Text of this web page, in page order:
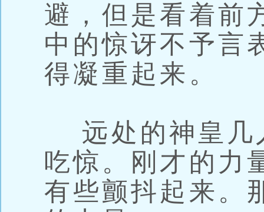
避，但是看着前
中的惊讶不予言
得凝重起来。
远处的神皇几
吃惊。刚才的力
有些颤抖起来。